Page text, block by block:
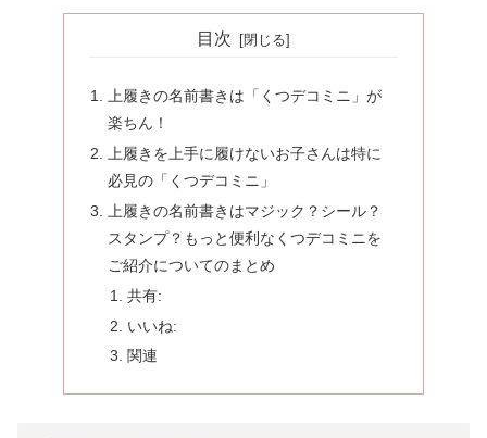
目次
上履きの名前書きは「くつデコミニ」が
楽ちん！
上履きを上手に履けないお子さんは特に
必見の「くつデコミニ」
上履きの名前書きはマジック？シール？
スタンプ？もっと便利なくつデコミニを
ご紹介についてのまとめ
共有:
いいね:
関連